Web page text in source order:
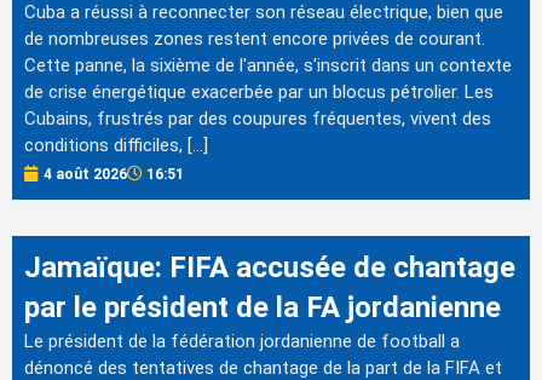
Cuba a réussi à reconnecter son réseau électrique, bien que
de nombreuses zones restent encore privées de courant.
Cette panne, la sixième de l'année, s'inscrit dans un contexte
de crise énergétique exacerbée par un blocus pétrolier. Les
Cubains, frustrés par des coupures fréquentes, vivent des
conditions difficiles, […]
4 août 2026 16:51
Jamaïque: FIFA accusée de chantage
par le président de la FA jordanienne
Le président de la fédération jordanienne de football a
dénoncé des tentatives de chantage de la part de la FIFA et